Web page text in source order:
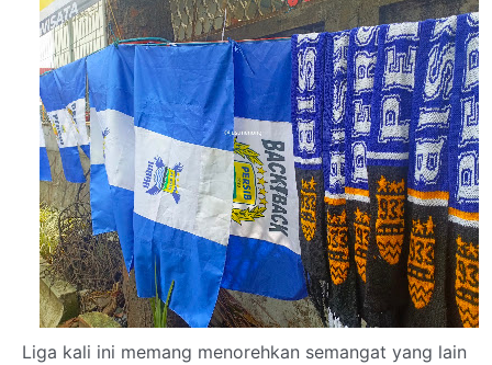
Liga kali ini memang menorehkan semangat yang lain